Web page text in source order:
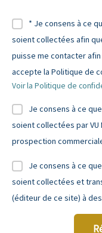
* Je consens à ce
soient collectées afin
puisse me contacter
accepte la Politique de
Voir la Politique de
Je consens à ce
soient collectées par
prospection
Je consens à ce
soient collectées et
(éditeur de ce site) à